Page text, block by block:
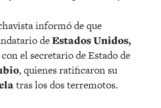
informó de que
deEstados Unidos,
con el secretario de Estado de
, quienes ratificaron su
tras los dos terremotos.